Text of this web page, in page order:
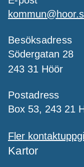
Besöksadress
Södergatan 28
243 31 Höör
Postadress
Box 53, 243 21
Fler
Kartor